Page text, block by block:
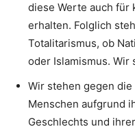
diese Werte auch für
erhalten. Folglich
Totalitarismus, ob
oder Islamismus. Wir
Wir stehen gegen
Menschen aufgrund
Geschlechts und